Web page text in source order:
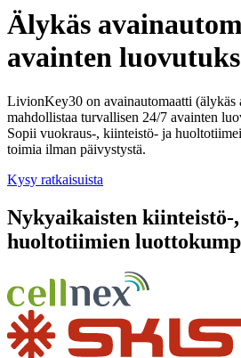
Älykäs
avainten
LivionKey30 on avainautomaatti (älykäs
mahdollistaa turvallisen 24/7 avainten
Sopii vuokraus-, kiinteistö- ja
toimia ilman päivystystä.
Kysy ratkaisuista
Nykyaikaisten kiinteistö-
huoltotiimien